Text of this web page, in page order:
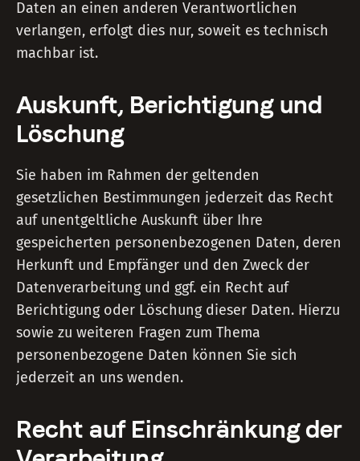
Daten an einen anderen Verantwortlichen
verlangen, erfolgt dies nur, soweit es technisch
machbar ist.
Auskunft, Berichtigung und
Löschung
Sie haben im Rahmen der geltenden
gesetzlichen Bestimmungen jederzeit das Recht
auf unentgeltliche Auskunft über Ihre
gespeicherten personenbezogenen Daten, deren
Herkunft und Empfänger und den Zweck der
Datenverarbeitung und ggf. ein Recht auf
Berichtigung oder Löschung dieser Daten. Hierzu
sowie zu weiteren Fragen zum Thema
personenbezogene Daten können Sie sich
jederzeit an uns wenden.
Recht auf Einschränkung der